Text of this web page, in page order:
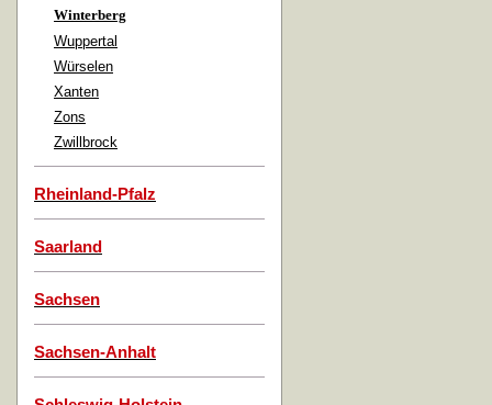
Winterberg
Wuppertal
Würselen
Xanten
Zons
Zwillbrock
Rheinland-Pfalz
Saarland
Sachsen
Sachsen-Anhalt